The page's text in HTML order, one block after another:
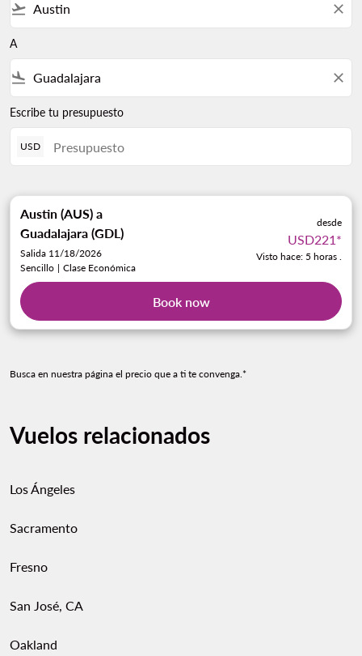
flight_takeoff close
A
flight_land close
Escribe tu presupuesto
USD
Austin (AUS) a
Guadalajara (GDL)
Salida 11/18/2026
Sencillo | Clase Económica
desde
USD221 *
Visto hace: 5 horas .
Book now
Busca en nuestra página el precio que a ti te convenga.*
Vuelos relacionados
Los Ángeles
Sacramento
Fresno
San José, CA
Oakland